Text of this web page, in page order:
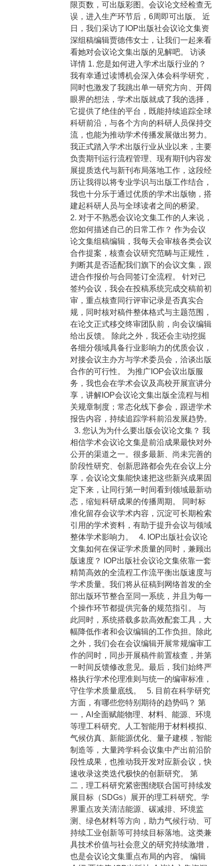
限页数，可出版彩图。会议论文经检查无
误，进入生产环节后，6周即可出版。 近
日，我们采访了IOP出版社会议论文集资
深组稿编辑贾德伟女士，让我们一起来看
看她对会议论文集出版的见解吧。 访谈
详情 1. 您是如何进入学术出版行业的？
我有幸通过读博机会深入体会科学研究，
同时也激发了我跳出单一研究方向、开阔
眼界的想法，学术出版就成了我的选择，
它提供了绝佳的平台，既能持续追踪全球
科研前沿，与各个方向的科研人员保持交
流，也能为推动学术传播发展做出努力。
我正式踏入学术出版行业从业以来，主要
负责期刊运行流程管理、现有期刊内容发
展提质迭代与新刊布局落地工作，这段经
历让我得以将专业学识与出版工作结合，
我也十分乐于通过优质的学术出版物，搭
建起科研人员与全球读者之间的桥梁。
2. 对于不熟悉会议论文集工作的人来说，
您如何描述自己的日常工作？ 作为会议
论文集组稿编辑，我每天会审核各类会议
合作提案，核查会议研究范畴与正规性，
判断其是否适配我们旗下的会议文集，跟
进合作报价与合同签订全流程。 针对已
签约会议，我会在投稿系统完成交稿前初
审，重点核查同行评审记录是否真实合
规，同时核对稿件整体格式与主题范围，
在论文正式移交终审团队前，向会议编辑
给出反馈。 除此之外，我还会主动挖掘
各细分领域具备行业影响力的优质会议，
对接会议主办方与学术委员会，洽谈出版
合作的可行性。 为推广IOP会议出版服
务，我也会在学术会议及高校开展宣讲分
享，讲解IOP会议论文集出版全流程与相
关规章制度；常态化线下参会，跟进学术
报告内容，持续追踪学科前沿发展趋势。
3. 您认为为什么要出版会议论文集？ 我
相信学术会议论文集是前沿成果最快对外
公开的渠道之一。很多最新、尚未完善的
阶段性研究、创新思路都会先在会议上分
享，会议论文集能快速把这些新兴成果固
定下来，让同行第一时间看到领域最新动
态，缩短科研成果的传播周期。 同时标
准化留存会议学术内容，沉淀可长期检索
引用的学术资料，有助于提升会议与领域
整体学术影响力。 4. IOP出版社会议论
文集如何在保证学术质量的同时，兼顾出
版速度？ IOP出版社会议论文集依靠一套
精简高效的全流程工作流平衡出版速度与
学术质量。我们将从征稿到网络首发的全
部出版环节整合至同一系统，并且为每一
个操作环节都提供完备的规范指引。 与
此同时，系统搭载多款高效配套工具，大
幅降低作者和会议编辑的工作负担。除此
之外，我们会在会议编辑开展常规编审工
作的同时，同步开展稿件前置核查，并第
一时间反馈修改意见。最后，我们始终严
格执行学术伦理准则与统一的编审标准，
守住学术质量底线。 5. 目前在科学研究
方面，有哪些您特别期待的趋势吗？ 第
一，AI全面赋能物理、材料、能源、环境
等理工科研究。人工智能用于材料模拟、
气候仿真、新能源优化、量子建模，智能
制造等，大量跨学科会议集中产出前沿阶
段性成果，也推动我开发对应新会议，快
速收录这类迭代极快的创新研究。 第
二，理工科研究紧密围绕联合国可持续发
展目标（SDGs）展开的理工科研究。学
界重点攻关清洁能源、碳减排、环境监
测、绿色材料等方向，助力气候行动、可
持续工业创新等可持续目标落地。这类兼
具技术价值与社会意义的研究持续激增，
也是会议论文集重点布局的内容。 编辑